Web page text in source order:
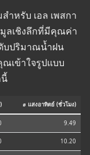
หรับ เอล เพสกา
มูลเชิงลึกที่มีคุณค่า
บปริมาณน้ำฝน
เข้าใจรูปแบบ
⌀ แสงอาทิตย์ (ชั่วโมง)
9.49
10.20